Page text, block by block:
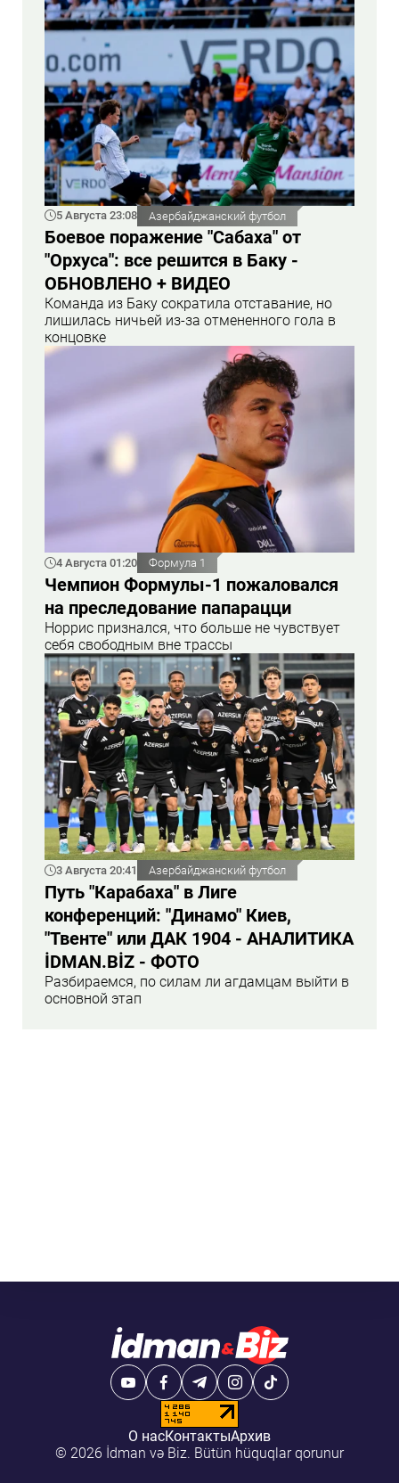
5 Августа 23:08 Азербайджанский футбол
Боевое поражение "Сабаха" от
"Орхуса": все решится в Баку -
ОБНОВЛЕНО + ВИДЕО
Команда из Баку сократила отставание, но
лишилась ничьей из-за отмененного гола в
концовке
4 Августа 01:20 Формула 1
Чемпион Формулы-1 пожаловался
на преследование папарацци
Норрис признался, что больше не чувствует
себя свободным вне трассы
3 Августа 20:41 Азербайджанский футбол
Путь "Карабаха" в Лиге
конференций: "Динамо" Киев,
"Твенте" или ДАК 1904 - АНАЛИТИКА
İDMAN.BİZ - ФОТО
Разбираемся, по силам ли агдамцам выйти в
основной этап
О насКонтактыАрхив
© 2026 İdman və Biz. Bütün hüquqlar qorunur